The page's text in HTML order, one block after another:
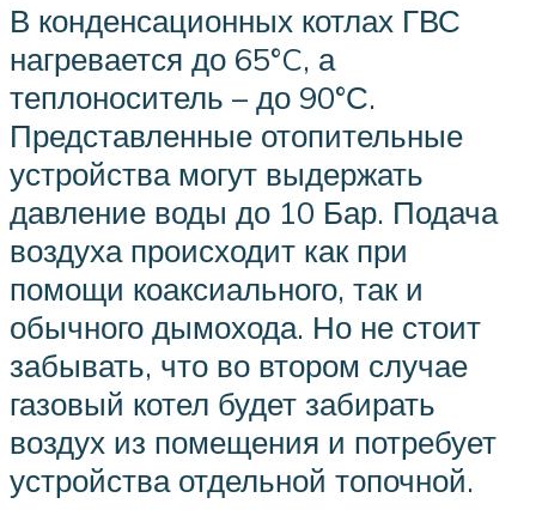
В конденсационных котлах ГВС
нагревается до 65°C, а
теплоноситель – до 90°С.
Представленные отопительные
устройства могут выдержать
давление воды до 10 Бар. Подача
воздуха происходит как при
помощи коаксиального, так и
обычного дымохода. Но не стоит
забывать, что во втором случае
газовый котел будет забирать
воздух из помещения и потребует
устройства отдельной топочной.